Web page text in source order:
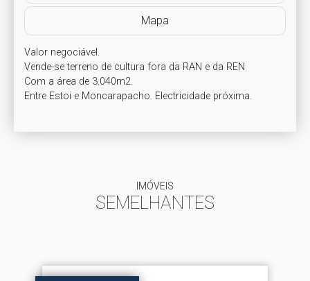
Mapa
Valor negociável.
Vende-se terreno de cultura fora da RAN e da REN
Com a área de 3.040m2.
IMÓVEIS
SEMELHANTES